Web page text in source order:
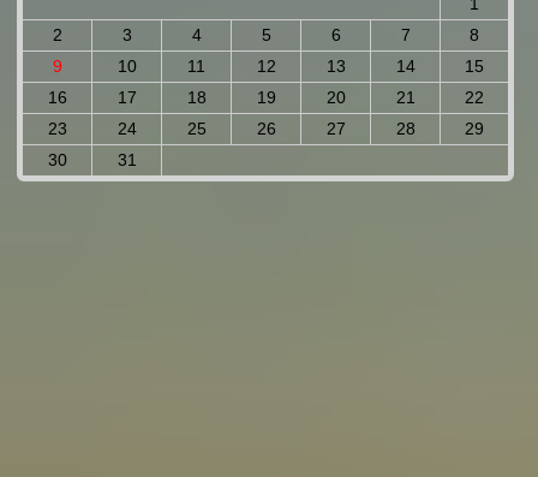
2
3 4 5 6 7
8
9
10 11 12 13 14
15
16
17 18 19 20 21
22
23
24 25 26 27 28
29
30
31